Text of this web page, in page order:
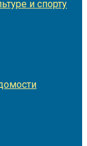
и спорту